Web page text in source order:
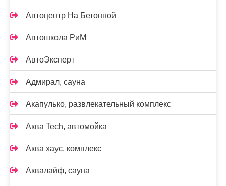
Автоцентр На Бетонной
Автошкола РиМ
АвтоЭксперт
Адмирал, сауна
Акапулько, развлекательный комплекс
Аква Tech, автомойка
Аква хаус, комплекс
Аквалайф, сауна